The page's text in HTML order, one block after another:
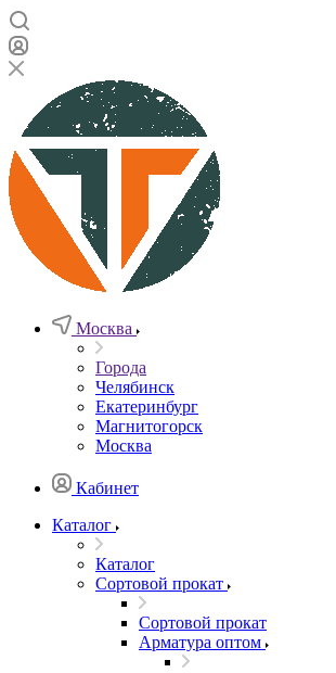
Москва
Города
Челябинск
Екатеринбург
Магнитогорск
Москва
Кабинет
Каталог
Каталог
Сортовой прокат
Сортовой прокат
Арматура оптом